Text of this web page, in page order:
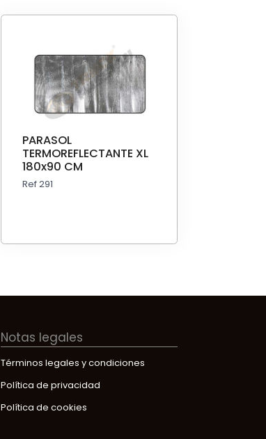
PARASOL
TERMOREFLECTANTE XL
180x90 CM
Ref 291
Notas legales
Términos legales y condiciones
Política de privacidad
Política de cookies